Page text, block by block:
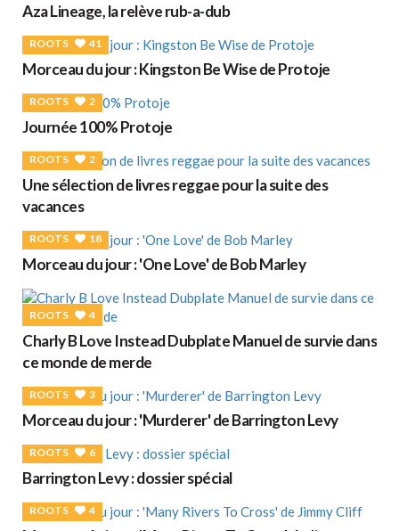
Aza Lineage, la relève rub-a-dub
ROOTS 41
Morceau du jour : Kingston Be Wise de Protoje
ROOTS 2
Journée 100% Protoje
ROOTS 2
Une sélection de livres reggae pour la suite des
vacances
ROOTS 18
Morceau du jour : 'One Love' de Bob Marley
ROOTS 4
Charly B Love Instead Dubplate Manuel de survie dans
ce monde de merde
ROOTS 3
Morceau du jour : 'Murderer' de Barrington Levy
ROOTS 6
Barrington Levy : dossier spécial
ROOTS 4